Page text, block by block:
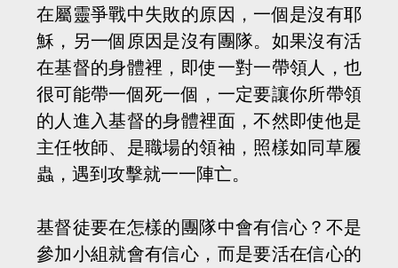
在屬靈爭戰中失敗的原因，一個是沒有耶
穌，另一個原因是沒有團隊。如果沒有活
在基督的身體裡，即使一對一帶領人，也
很可能帶一個死一個，一定要讓你所帶領
的人進入基督的身體裡面，不然即使他是
主任牧師、是職場的領袖，照樣如同草履
蟲，遇到攻擊就一一陣亡。
基督徒要在怎樣的團隊中會有信心？不是
參加小組就會有信心，而是要活在信心的